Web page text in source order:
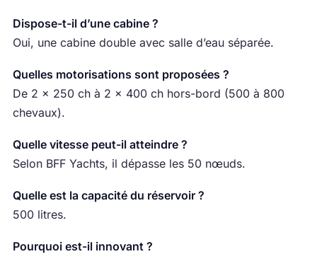
Dispose-t-il d’une cabine ?
Oui, une cabine double avec salle d’eau séparée.
Quelles motorisations sont proposées ?
De 2 × 250 ch à 2 × 400 ch hors-bord (500 à 800
chevaux).
Quelle vitesse peut-il atteindre ?
Selon BFF Yachts, il dépasse les 50 nœuds.
Quelle est la capacité du réservoir ?
500 litres.
Pourquoi est-il innovant ?